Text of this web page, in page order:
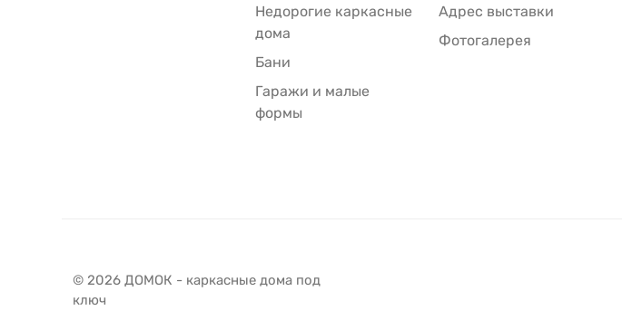
Недорогие каркасные
дома
Бани
Гаражи и малые
формы
Адрес выставки
Фотогалерея
© 2026 ДОМОК - каркасные дома под
ключ